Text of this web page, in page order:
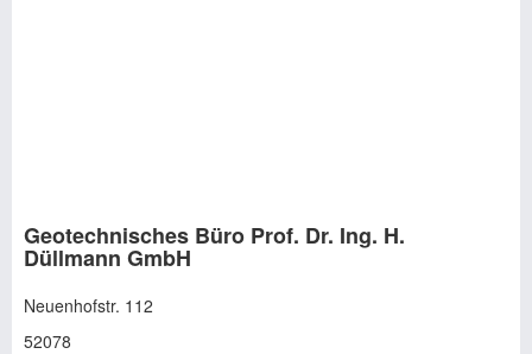
Geotechnisches Büro Prof. Dr. Ing. H.
Düllmann GmbH
Neuenhofstr. 112
52078